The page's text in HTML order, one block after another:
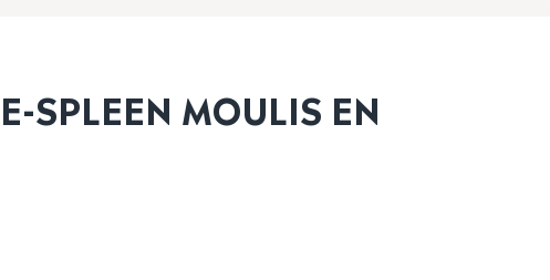
SPLEEN MOULIS EN